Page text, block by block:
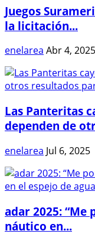
Juegos
la licitación...
enelarea Abr 4, 2025
Las Panteritas
dependen de
enelarea Jul 6, 2025
adar 2025:
náutico en...